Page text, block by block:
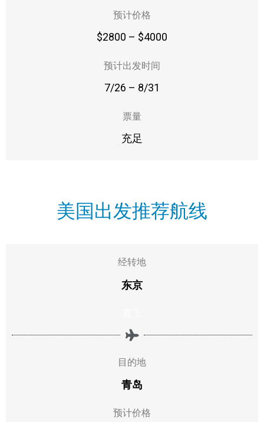
预计价格
$2800 – $4000
预计出发时间
7/26 – 8/31
票量
充足
美国出发推荐航线
经转地
东京
目的地
青岛
预计价格